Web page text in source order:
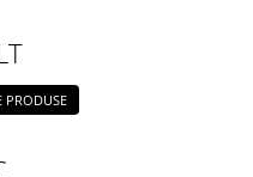
PRODUSE